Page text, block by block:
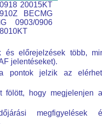
20015KT
BECMG
0903/0906
és előrejelzések több,
jelentéseket).
pontok jelzik az
fölött, hogy megjelenjen
megfigyelések